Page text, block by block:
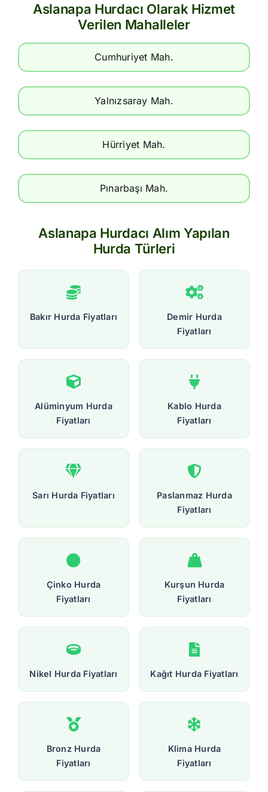
Aslanapa Hurdacı Olarak Hizmet
Verilen Mahalleler
Cumhuriyet Mah.
Yalnızsaray Mah.
Hürriyet Mah.
Pınarbaşı Mah.
Aslanapa Hurdacı Alım Yapılan
Hurda Türleri
Bakır Hurda Fiyatları
Demir Hurda
Fiyatları
Alüminyum Hurda
Fiyatları
Kablo Hurda
Fiyatları
Sarı Hurda Fiyatları
Paslanmaz Hurda
Fiyatları
Çinko Hurda
Fiyatları
Kurşun Hurda
Fiyatları
Nikel Hurda Fiyatları Kağıt Hurda Fiyatları
Bronz Hurda
Fiyatları
Klima Hurda
Fiyatları